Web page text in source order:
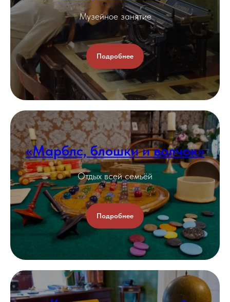
Музейное занятие
Подробнее
«Марблс, блошки и волчок»
Отдых всей семьёй
Подробнее